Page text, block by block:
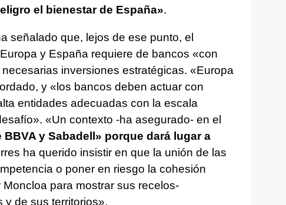
el bienestar de España».
señalado que, lejos de ese punto, el
y España requiere de bancos «con
inversiones estratégicas. «Europa
y «los bancos deben actuar con
entidades adecuadas con la escala
«Un contexto -ha asegurado- en el
BBVA y Sabadell» porque dará lugar a
ha querido insistir en que la unión de las
o poner en riesgo la cohesión
para mostrar sus recelos-
y de sus territorios».